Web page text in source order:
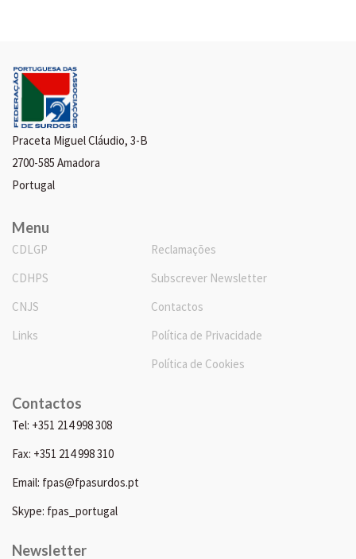
Praceta Miguel Cláudio, 3-B
2700-585 Amadora
Portugal
Menu
CDLGP
CDHPS
CNJS
Links
Reclamações
Subscrever Newsletter
Contactos
Política de Privacidade
Política de Cookies
Contactos
Tel: +351 214 998 308
Fax: +351 214 998 310
Email: fpas@fpasurdos.pt
Skype: fpas_portugal
Newsletter